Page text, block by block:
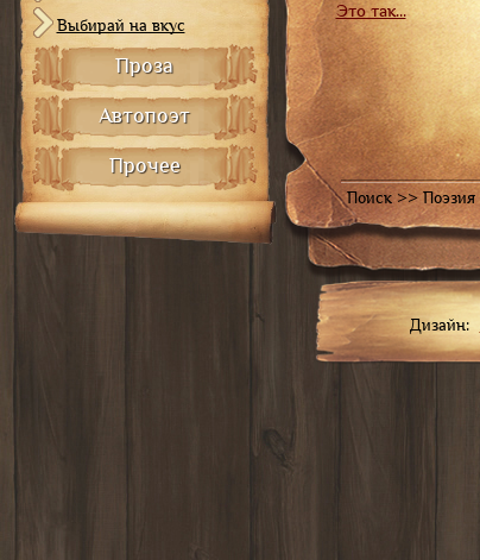
Выбирай на вкус
Проза
Автопоэт
Прочее
Это так...
Поиск >> Поэзия
Дизайн: